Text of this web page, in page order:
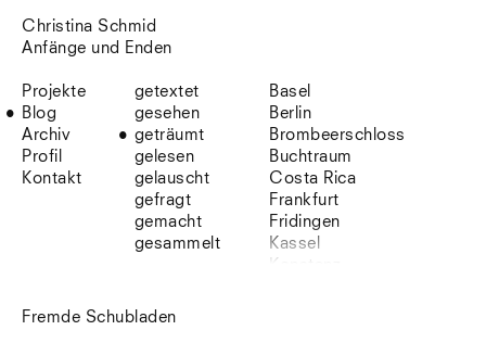
Christina Schmid
Anfänge und Enden
Projekte
Blog
Archiv
Profil
Kontakt
getextet
gesehen
geträumt
gelesen
gelauscht
gefragt
gemacht
gesammelt
Basel
Berlin
Brombeerschloss
Buchtraum
Costa Rica
Frankfurt
Fridingen
Kassel
Fremde Schubladen